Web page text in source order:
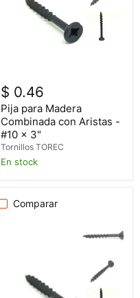
$ 0.46
Pija para Madera
Combinada con Aristas -
#10 x 3"
Tornillos TOREC
En stock
Comparar